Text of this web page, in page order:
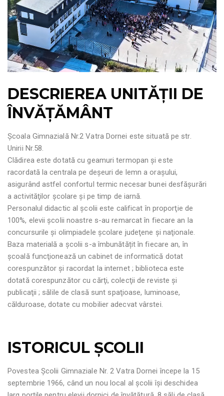
DESCRIEREA UNITĂŢII DE
ÎNVĂŢĂMÂNT
Şcoala Gimnazială Nr.2 Vatra Dornei este situată pe str.
Unirii Nr.58.
Clădirea este dotată cu geamuri termopan şi este
racordată la centrala pe deşeuri de lemn a oraşului,
asigurând astfel confortul termic necesar bunei desfăşurări
a activităţilor şcolare şi pe timp de iarnă.
Personalul didactic al şcolii este calificat în proporţie de
100%, elevii şcolii noastre s-au remarcat în fiecare an la
concursurile şi olimpiadele şcolare judeţene şi naţionale.
Baza materială a şcolii s-a îmbunătățit în fiecare an, în
şcoală funcţionează un cabinet de informatică dotat
corespunzător şi racordat la internet ; biblioteca este
dotată corespunzător cu cărţi, colecţii de reviste şi
publicaţii ; sălile de clasă sunt spaţioase, luminoase,
călduroase, dotate cu mobilier adecvat vârstei.
ISTORICUL ȘCOLII
Povestea Școlii Gimnaziale Nr. 2 Vatra Dornei începe la 15
septembrie 1966, când un nou local al școlii își deschidea